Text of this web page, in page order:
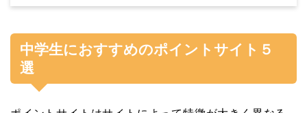
中学生におすすめのポイントサイト５
選